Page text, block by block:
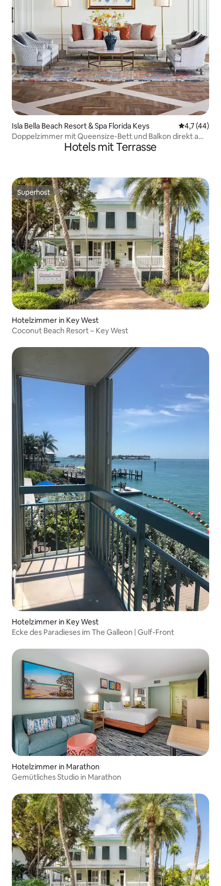
Isla Bella Beach Resort & Spa Florida Keys
4,7 (44)
Doppelzimmer mit Queensize-Bett und Balkon direkt am
Hotels mit Terrasse
Superhost
Superhost
Hotelzimmer in Key West
Coconut Beach Resort – Key West
Hotelzimmer in Key West
Ecke des Paradieses im The Galleon | Gulf-Front
Hotelzimmer in Marathon
Gemütliches Studio in Marathon